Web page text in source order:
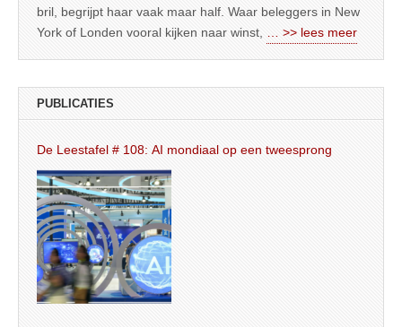
bril, begrijpt haar vaak maar half. Waar beleggers in New
York of Londen vooral kijken naar winst, … >> lees meer
PUBLICATIES
De Leestafel # 108: AI mondiaal op een tweesprong